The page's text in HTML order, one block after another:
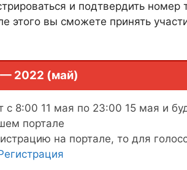
и подтвердить номер
этого вы сможете принять
— 2022 (май)
с 8:00 11 мая по 23:00 15 мая и
портале
на портале, то для